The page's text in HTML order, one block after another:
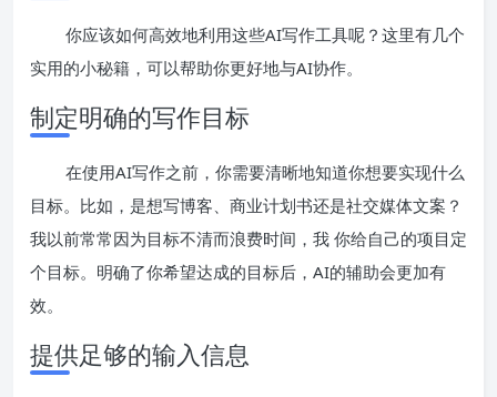
你应该如何高效地利用这些AI写作工具呢？这里有几个
实用的小秘籍，可以帮助你更好地与AI协作。
制定明确的写作目标
在使用AI写作之前，你需要清晰地知道你想要实现什么
目标。比如，是想写博客、商业计划书还是社交媒体文案？
我以前常常因为目标不清而浪费时间，我 你给自己的项目定
个目标。明确了你希望达成的目标后，AI的辅助会更加有
效。
提供足够的输入信息